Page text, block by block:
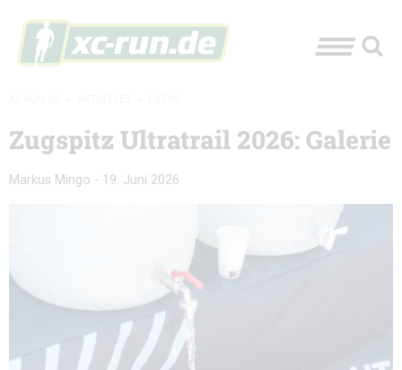
Zugspitz Ultratrail 2026: Galerie
Markus Mingo - 19. Juni 2026